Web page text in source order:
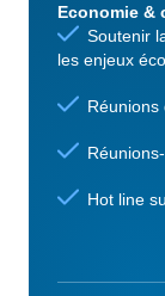
Economie &
Soutenir
les enjeux
Réunions
Hot line